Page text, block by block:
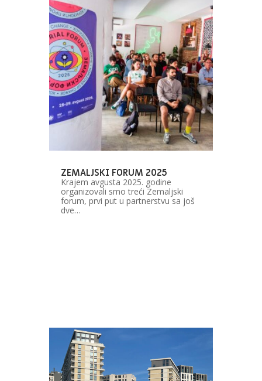
ZEMALJSKI FORUM 2025
Krajem avgusta 2025. godine
organizovali smo treći Zemaljski
forum, prvi put u partnerstvu sa još
dve…